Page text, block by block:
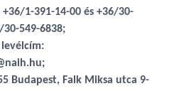
+36/1-391-14-00 és +36/30-
30-549-6838;
Budapest, Falk Miksa utca 9-